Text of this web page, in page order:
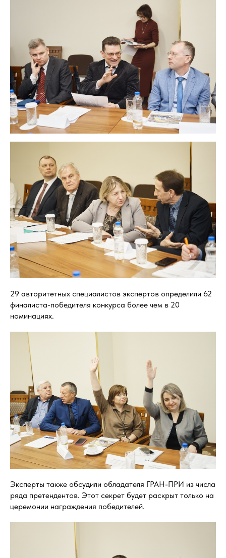
29 авторитетных специалистов экспертов определили 62
финалиста-победителя конкурса более чем в 20
номинациях.
Эксперты также обсудили обладателя ГРАН-ПРИ из числа
ряда претендентов. Этот секрет будет раскрыт только на
церемонии награждения победителей.